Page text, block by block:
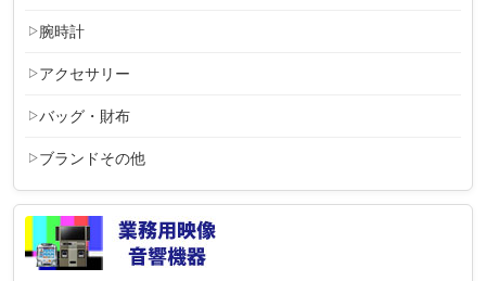
腕時計
アクセサリー
バッグ・財布
ブランドその他